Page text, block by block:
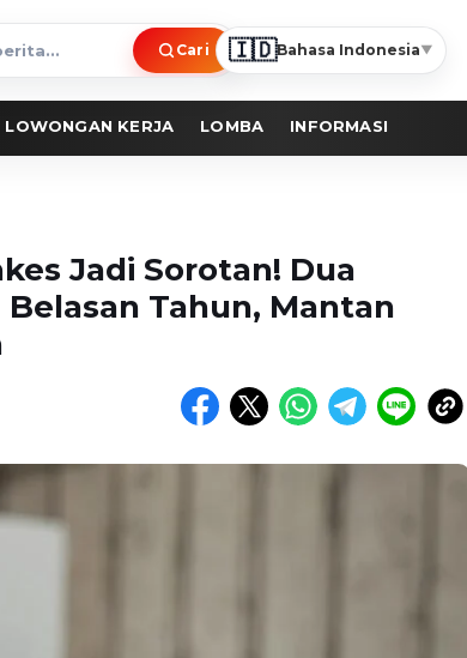
Cari 🇮🇩Bahasa Indonesia▼
LOWONGAN KERJA LOMBA INFORMASI
Jadi Sorotan! Dua
Tahun, Mantan